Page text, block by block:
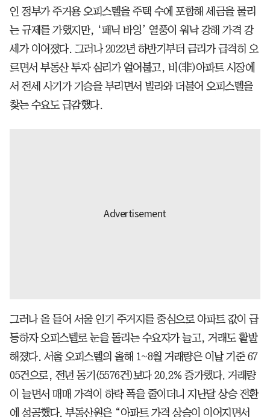
인 정부가 주거용 오피스텔을 주택 수에 포함해 세금을 물리
는 규제를 가했지만, ‘패닉 바잉’ 열풍이 워낙 강해 가격 강
세가 이어졌다. 그러나 2022년 하반기부터 금리가 급격히 오
르면서 부동산 투자 심리가 얼어붙고, 비(非)아파트 시장에
서 전세 사기가 기승을 부리면서 빌라와 더불어 오피스텔을
찾는 수요도 급감했다.
그러나 올 들어 서울 인기 주거지를 중심으로 아파트 값이 급
등하자 오피스텔로 눈을 돌리는 수요자가 늘고, 거래도 활발
해졌다. 서울 오피스텔의 올해 1~8월 거래량은 이날 기준 67
05건으로, 전년 동기(5576건)보다 20.2% 증가했다. 거래량
이 늘면서 매매 가격이 하락 폭을 줄이더니 지난달 상승 전환
에 성공했다. 부동산원은 “아파트 가격 상승이 이어지면서